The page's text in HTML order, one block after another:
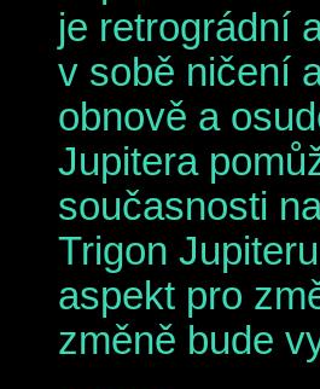
je retrográdní
v sobě ničení
obnově a
Jupitera
současnosti
Trigon
aspekt pro
změně bude